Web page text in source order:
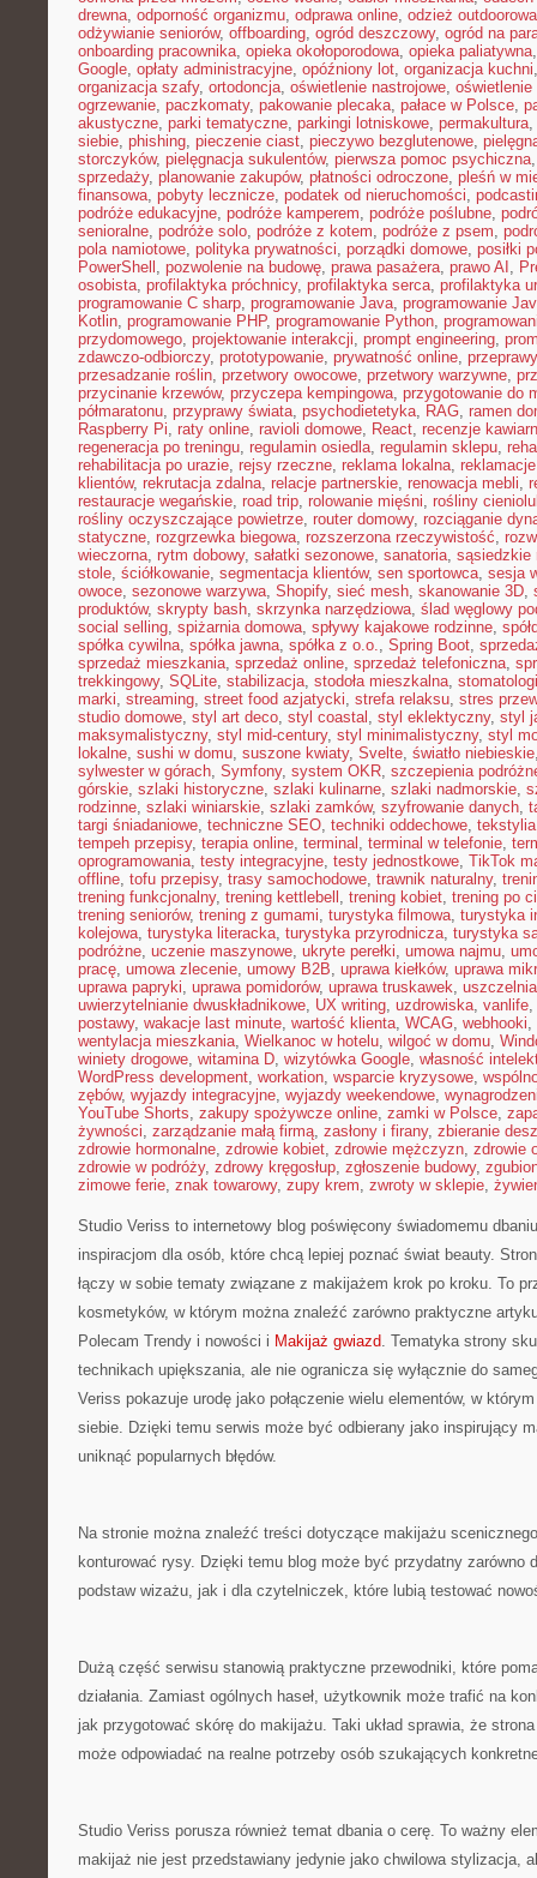
drewna, odporność organizmu, odprawa online, odzież outdoorowa
odżywianie seniorów, offboarding, ogród deszczowy, ogród na
onboarding pracownika, opieka okołoporodowa, opieka paliatywna
Google, opłaty administracyjne, opóźniony lot, organizacja kuchni
organizacja szafy, ortodoncja, oświetlenie nastrojowe, oświetlenie
ogrzewanie, paczkomaty, pakowanie plecaka, pałace w Polsce,
akustyczne, parki tematyczne, parkingi lotniskowe, permakultura,
siebie, phishing, pieczenie ciast, pieczywo bezglutenowe,
storczyków, pielęgnacja sukulentów, pierwsza pomoc psychiczna
sprzedaży, planowanie zakupów, płatności odroczone, pleśń w
finansowa, pobyty lecznicze, podatek od nieruchomości,
podróże edukacyjne, podróże kamperem, podróże poślubne,
senioralne, podróże solo, podróże z kotem, podróże z psem,
pola namiotowe, polityka prywatności, porządki domowe, posiłki
PowerShell , pozwolenie na budowę, prawa pasażera, prawo AI ,
osobista, profilaktyka próchnicy, profilaktyka serca, profilaktyka
programowanie C sharp, programowanie Java, programowanie
Kotlin, programowanie PHP, programowanie Python,
przydomowego, projektowanie interakcji, prompt engineering,
zdawczo-odbiorczy, prototypowanie, prywatność online,
przesadzanie roślin, przetwory owocowe, przetwory warzywne,
przycinanie krzewów, przyczepa kempingowa, przygotowanie do
półmaratonu, przyprawy świata, psychodietetyka, RAG, ramen
Raspberry Pi, raty online, ravioli domowe, React, recenzje
regeneracja po treningu, regulamin osiedla, regulamin sklepu,
rehabilitacja po urazie, rejsy rzeczne, reklama lokalna, reklamacje
klientów, rekrutacja zdalna, relacje partnerskie, renowacja mebli,
restauracje wegańskie, road trip, rolowanie mięśni, rośliny
rośliny oczyszczające powietrze, router domowy, rozciąganie
statyczne, rozgrzewka biegowa, rozszerzona rzeczywistość,
wieczorna, rytm dobowy, sałatki sezonowe, sanatoria, sąsiedzkie
stole, ściółkowanie, segmentacja klientów, sen sportowca, sesja
owoce, sezonowe warzywa, Shopify, sieć mesh, skanowanie 3D,
produktów, skrypty bash, skrzynka narzędziowa, ślad węglowy
social selling, spiżarnia domowa, spływy kajakowe rodzinne,
spółka cywilna, spółka jawna, spółka z o.o., Spring Boot,
sprzedaż mieszkania, sprzedaż online, sprzedaż telefoniczna,
trekkingowy, SQLite, stabilizacja, stodoła mieszkalna,
marki, streaming, street food azjatycki, strefa relaksu, stres
studio domowe, styl art deco, styl coastal , styl eklektyczny, styl
maksymalistyczny, styl mid-century, styl minimalistyczny, styl
lokalne, sushi w domu, suszone kwiaty, Svelte, światło niebieskie
sylwester w górach, Symfony, system OKR, szczepienia
górskie, szlaki historyczne, szlaki kulinarne, szlaki nadmorskie,
rodzinne, szlaki winiarskie, szlaki zamków, szyfrowanie danych,
targi śniadaniowe, techniczne SEO, techniki oddechowe,
tempeh przepisy, terapia online, terminal , terminal w telefonie,
oprogramowania, testy integracyjne, testy jednostkowe, TikTok
offline, tofu przepisy, trasy samochodowe, trawnik naturalny,
trening funkcjonalny, trening kettlebell , trening kobiet, trening po
trening seniorów, trening z gumami, turystyka filmowa, turystyka
kolejowa, turystyka literacka, turystyka przyrodnicza, turystyka
podróżne, uczenie maszynowe, ukryte perełki, umowa najmu,
pracę, umowa zlecenie, umowy B2B, uprawa kiełków, uprawa
uprawa papryki, uprawa pomidorów, uprawa truskawek,
uwierzytelnianie dwuskładnikowe, UX writing, uzdrowiska, vanlife,
postawy, wakacje last minute, wartość klienta, WCAG, webhooki,
wentylacja mieszkania, Wielkanoc w hotelu, wilgoć w domu,
winiety drogowe, witamina D, wizytówka Google, własność
WordPress development, workation, wsparcie kryzysowe,
zębów, wyjazdy integracyjne, wyjazdy weekendowe,
YouTube Shorts, zakupy spożywcze online, zamki w Polsce,
żywności, zarządzanie małą firmą, zasłony i firany, zbieranie
zdrowie hormonalne, zdrowie kobiet, zdrowie mężczyzn, zdrowie
zdrowie w podróży, zdrowy kręgosłup, zgłoszenie budowy,
zimowe ferie, znak towarowy, zupy krem, zwroty w sklepie,
Studio Veriss to internetowy blog poświęcony świadomemu
inspiracjom dla osób, które chcą lepiej poznać świat beauty.
łączy w sobie tematy związane z makijażem krok po kroku. To
kosmetyków, w którym można znaleźć zarówno praktyczne
Polecam Trendy i nowości i Makijaż gwiazd. Tematyka strony
technikach upiększania, ale nie ogranicza się wyłącznie do
Veriss pokazuje urodę jako połączenie wielu elementów, w
siebie. Dzięki temu serwis może być odbierany jako inspirujący
uniknąć popularnych błędów.
Na stronie można znaleźć treści dotyczące makijażu
konturować rysy. Dzięki temu blog może być przydatny zarówno
podstaw wizażu, jak i dla czytelniczek, które lubią testować
Dużą część serwisu stanowią praktyczne przewodniki, które
działania. Zamiast ogólnych haseł, użytkownik może trafić na
jak przygotować skórę do makijażu. Taki układ sprawia, że
może odpowiadać na realne potrzeby osób szukających
Studio Veriss porusza również temat dbania o cerę. To ważny
makijaż nie jest przedstawiany jedynie jako chwilowa stylizacja,